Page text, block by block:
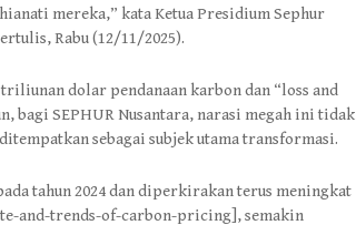
mereka,” kata Ketua Presidium Sephur
Rabu (12/11/2025).
dolar pendanaan karbon dan “loss and
bagi SEPHUR Nusantara, narasi megah ini tidak
sebagai subjek utama transformasi.
tahun 2024 dan diperkirakan terus meningkat
and-trends-of-carbon-pricing], semakin